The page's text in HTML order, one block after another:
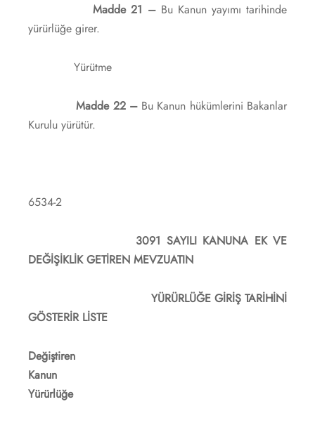
Madde 21 – Bu Kanun yayımı tarihinde
yürürlüğe girer.
Yürütme
Madde 22 – Bu Kanun hükümlerini Bakanlar
Kurulu yürütür.
6534-2
3091 SAYILI KANUNA EK VE
DEĞİŞİKLİK GETİREN MEVZUATIN
YÜRÜRLÜĞE GİRİŞ TARİHİNİ
GÖSTERİR LİSTE
Değiştiren
Yürürlüğe